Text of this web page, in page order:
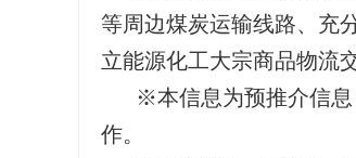
等周边煤炭运输线路、充
立能源化工大宗商品物流
※本信息为预推介信
作。